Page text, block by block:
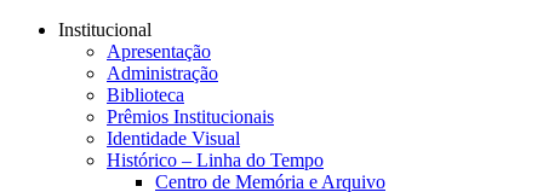
Conteúdo principal
Institucional
Apresentação
Administração
Biblioteca
Prêmios Institucionais
Identidade Visual
Histórico – Linha do Tempo
Centro de Memória e Arquivo